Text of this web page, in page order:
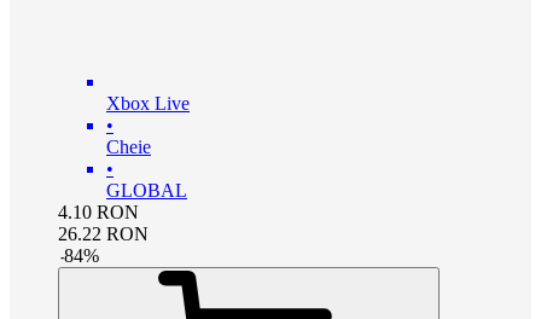
Xbox Live
•
Cheie
•
GLOBAL
4.10 RON
26.22 RON
-84%